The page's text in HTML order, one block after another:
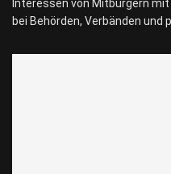
Interessen von Mitbürgern
bei Behörden, Verbänden und